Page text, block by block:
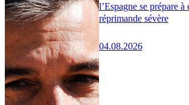
l’Espagne se prépare à
réprimande sévère
04.08.2026